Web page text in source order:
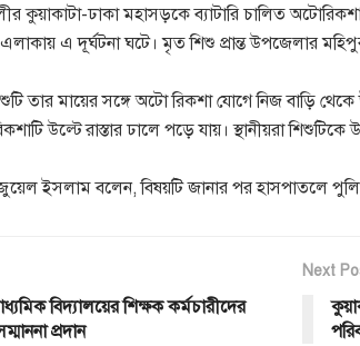
কুয়াকাটা-ঢাকা মহাসড়কে ব্যাটারি চালিত
এ দূর্ঘটনা ঘটে। মৃত শিশু প্রান্ত উপজেলার
তার মায়ের সঙ্গে অটো রিকশা যোগে নিজ বাড়ি
উল্টে রাস্তার ঢালে পড়ে যায়। স্থানীয়রা
ইসলাম বলেন, বিষয়টি জানার পর হাসপাতলে
বিদ্যালয়ের শিক্ষক কর্মচারীদের
প্রদান
Next